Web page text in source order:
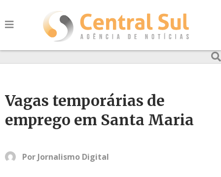
Vagas temporárias de
emprego em Santa Maria
Por Jornalismo Digital